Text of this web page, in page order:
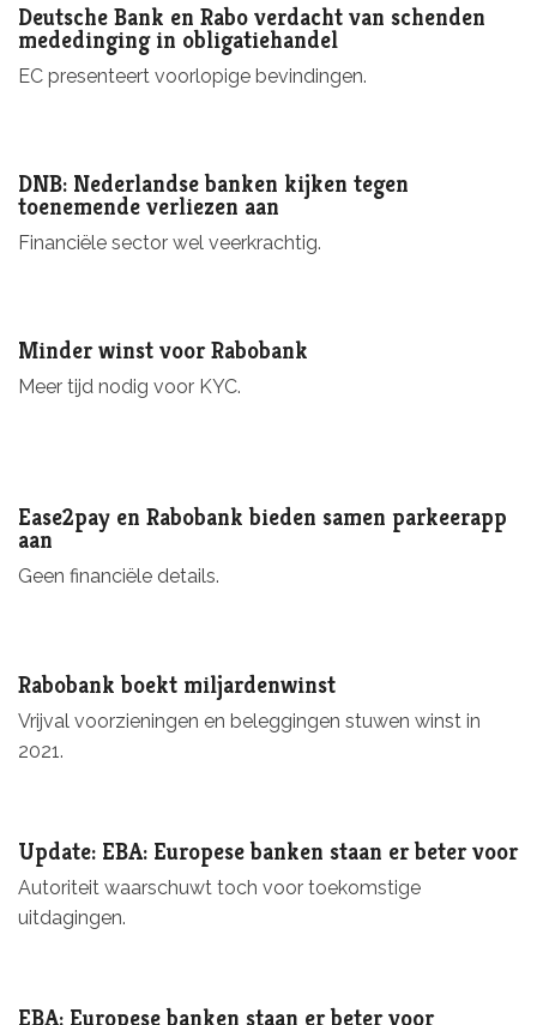
Deutsche Bank en Rabo verdacht van schenden
mededinging in obligatiehandel
EC presenteert voorlopige bevindingen.
DNB: Nederlandse banken kijken tegen
toenemende verliezen aan
Financiële sector wel veerkrachtig.
Minder winst voor Rabobank
Meer tijd nodig voor KYC.
Ease2pay en Rabobank bieden samen parkeerapp
aan
Geen financiële details.
Rabobank boekt miljardenwinst
Vrijval voorzieningen en beleggingen stuwen winst in
2021.
Update: EBA: Europese banken staan er beter voor
Autoriteit waarschuwt toch voor toekomstige
uitdagingen.
EBA: Europese banken staan er beter voor